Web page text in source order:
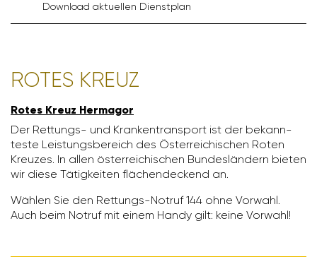
Down­load aktu­ellen Dienst­plan
ROTES KREUZ
Rotes Kreuz Hermagor
Der Rettungs- und Kran­ken­trans­port ist der bekann­
teste Leis­tungs­be­reich des Öster­rei­chi­schen Roten
Kreuzes. In allen öster­rei­chi­schen Bundes­län­dern bieten
wir diese Tätig­keiten flächen­de­ckend an.
Wählen Sie den Rettungs-Notruf 144 ohne Vorwahl.
Auch beim Notruf mit einem Handy gilt: keine Vorwahl!